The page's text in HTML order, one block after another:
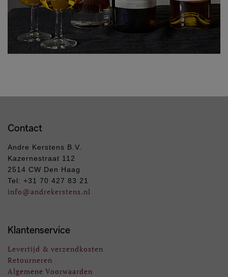
Contact
Andre Kerstens B.V.
Kazernestraat 112
2514 CW Den Haag
Tel: +31 70 427 83 21
info@andrekerstens.nl
Klantenservice
Levertijd & verzendkosten
Retourneren
Algemene Voorwaarden